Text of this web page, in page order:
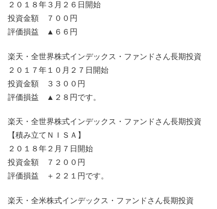
２０１８年３月２６日開始
投資金額 ７００円
評価損益 ▲６６円
楽天・全世界株式インデックス・ファンドさん長期投資
２０１７年１０月２７日開始
投資金額 ３３００円
評価損益 ▲２８円です。
楽天・全世界株式インデックス・ファンドさん長期投資
【積み立てＮＩＳＡ】
２０１８年２月７日開始
投資金額 ７２００円
評価損益 ＋２２１円です。
楽天・全米株式インデックス・ファンドさん長期投資